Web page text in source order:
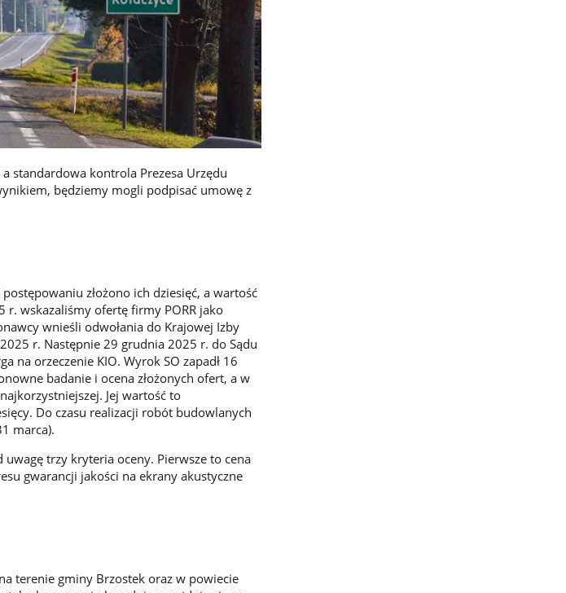
standardowa kontrola Prezesa Urzędu
będziemy mogli podpisać umowę z
złożono ich dziesięć, a wartość
r. wskazaliśmy ofertę firmy PORR jako
wnieśli odwołania do Krajowej Izby
r. Następnie 29 grudnia 2025 r. do Sądu
na orzeczenie KIO. Wyrok SO zapadł 16
badanie i ocena złożonych ofert, a w
Jej wartość to
Do czasu realizacji robót budowlanych
marca).
trzy kryteria oceny. Pierwsze to cena
gwarancji jakości na ekrany akustyczne
terenie gminy Brzostek oraz w powiecie